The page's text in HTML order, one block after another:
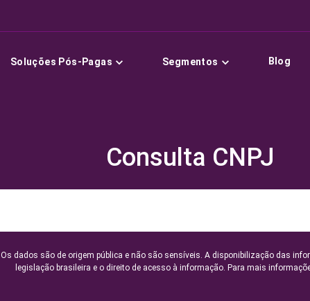
Soluções Pós-Pagas Segmentos Blog
Consulta CNPJ
Os dados são de origem pública e não são sensíveis. A disponibilização das
legislação brasileira e o direito de acesso à informação. Para mais